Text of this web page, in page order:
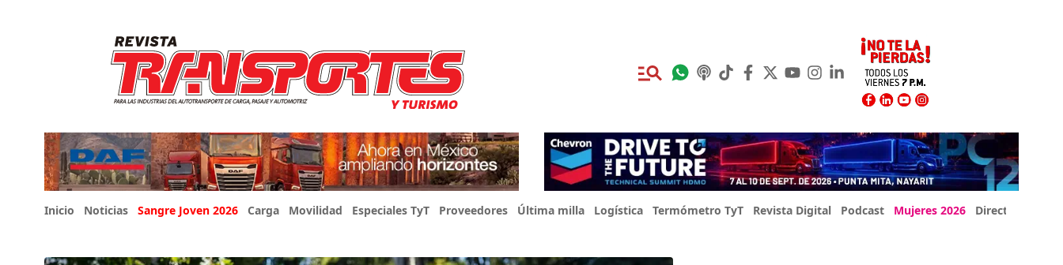
Inicio Noticias Sangre Joven 2026 Carga Movilidad Especiales TyT Proveedores Última milla Logística Termómetro TyT Revista Digital Podcast Mujeres 2026 Directorio Expo